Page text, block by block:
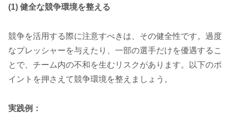
(1) 健全な競争環境を整える
競争を活用する際に注意すべきは、その健全性です。過度
なプレッシャーを与えたり、一部の選手だけを優遇するこ
とで、チーム内の不和を生むリスクがあります。以下のポ
イントを押さえて競争環境を整えましょう。
実践例：